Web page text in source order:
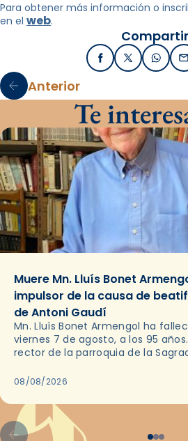
Para obtener más información o
en el web.
FacebookX / Twitter
Anterior
Te
Muere Mn. Lluís Bonet
impulsor de la causa de
de Antoni Gaudí
Mn. Lluís Bonet Armengol ha
viernes 7 de agosto, a los 95
rector de la parroquia de la
08/08/2026